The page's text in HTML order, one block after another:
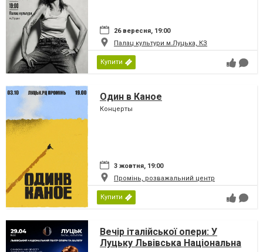
26 вересня, 19:00
Палац культури м.Луцька, КЗ
Купити
Один в Каное
Концерты
3 жовтня, 19:00
Промінь, розважальний центр
Купити
Вечір італійської опери: У
Луцьку Львівська Національна